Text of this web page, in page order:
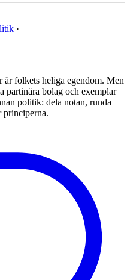
·
är folkets heliga egendom. Men
partinära bolag och exemplar
politik: dela notan, runda
principerna.